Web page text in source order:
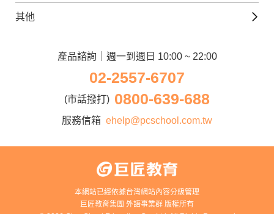
兒童日語課程
日語觀光城
iWorld JR
電腦直播教學
巨匠東大日語
其他
Apply to Teach
講師登入
產品諮詢｜週一到週日 10:00 ~ 22:00
02-2557-6707
(市話撥打) 0800-639-688
服務信箱 ehelp@pcschool.com.tw
本網站已經依據台灣網站內容分級管理
巨匠教育集團 外語事業群 版權所有